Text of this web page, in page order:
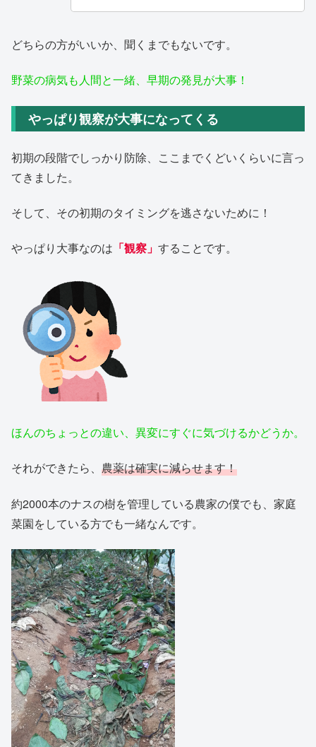
どちらの方がいいか、聞くまでもないです。
野菜の病気も人間と一緒、早期の発見が大事！
やっぱり観察が大事になってくる
初期の段階でしっかり防除、ここまでくどいくらいに言っ
てきました。
そして、その初期のタイミングを逃さないために！
やっぱり大事なのは 「観察」 することです。
ほんのちょっとの違い、異変にすぐに気づけるかどうか。
それができたら、 農薬は確実に減らせます！
約2000本のナスの樹を管理している農家の僕でも、家庭
菜園をしている方でも一緒なんです。